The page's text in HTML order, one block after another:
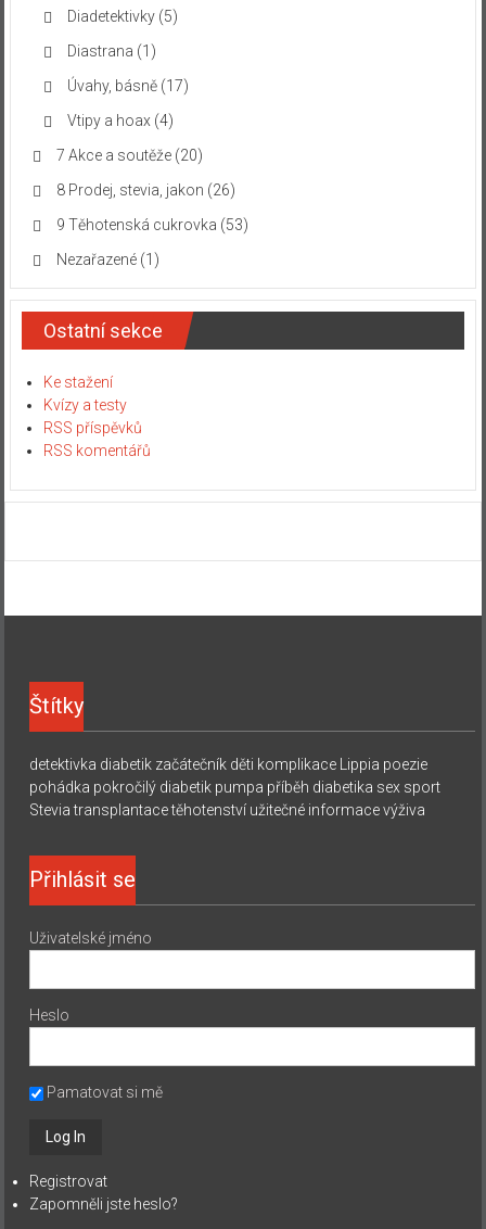
Diadetektivky(5)
Diastrana (1)
Úvahy, básně(17)
Vtipy a hoax (4)
7 Akce a soutěže(20)
8 Prodej, stevia, jakon (26)
9 Těhotenská cukrovka (53)
Nezařazené(1)
Ostatní sekce
Ke stažení
Kvízy a testy
RSS příspěvků
RSS komentářů
Štítky
detektivka diabetik začátečník děti komplikace Lippia poezie
pohádka pokročilý diabetik pumpa příběh diabetika sex sport
Stevia transplantace těhotenství užitečné informace výživa
Přihlásit se
Uživatelské jméno
Heslo
Pamatovat si mě
Registrovat
Zapomněli jste heslo?